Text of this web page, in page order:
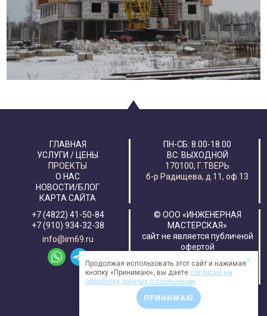
ГЛАВНАЯ
УСЛУГИ / ЦЕНЫ
ПРОЕКТЫ
О НАС
НОВОСТИ/БЛОГ
КАРТА САЙТА
ПН-CБ: 8.00-18.00
ВС: ВЫХОДНОЙ
170100, Г.ТВЕРЬ
б-р Радищева, д.11, оф.13
+7 (4822) 41-50-84
+7 (910) 934-32-38
info@im69.ru
© ООО «ИНЖЕНЕРНАЯ
МАСТЕРСКАЯ»
сайт не является публичной
офертой
создание и поддержка:SITE-
ELITE
Продолжая использовать этот сайт и нажимая
кнопку «Принимаю», вы даете согласие на
обработку данных о посещении.
ПРИНИМАЮ